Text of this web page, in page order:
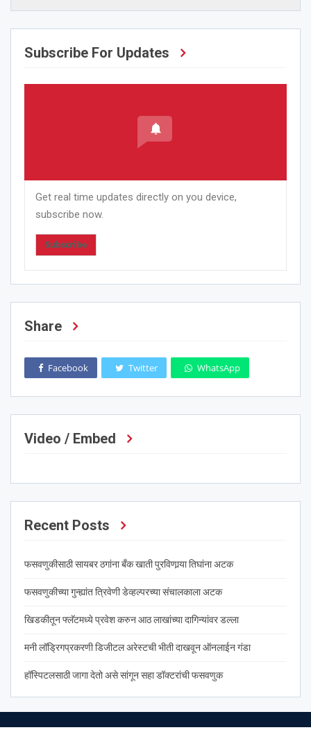
Subscribe For Updates
Get real time updates directly on you device,
subscribe now.
Subscribe
Share
Facebook Twitter WhatsApp
Video / Embed
Recent Posts
फसवणुकीसाठी सायबर ठगांना बँक खाती पुरविणार्‍या तिघांना अटक
फसवणुकीच्या गुन्ह्यांत त्रिवेणी डेव्हल्परच्या संचालकाला अटक
खिडकीतून फ्लॅटमध्ये प्रवेश करुन आठ लाखांच्या दागिन्यांवर डल्ला
मनी लॉड्रिगप्रकरणी डिजीटल अरेस्टची भीती दाखवून ऑनलाईन गंडा
हॉस्पिटलसाठी जागा देतो असे सांगून सहा डॉक्टरांची फसवणुक